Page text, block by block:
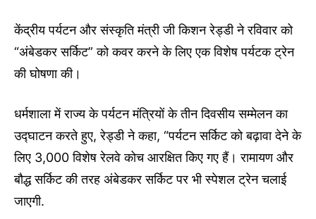
केंद्रीय पर्यटन और संस्कृति मंत्री जी किशन रेड्डी ने रविवार को
“अंबेडकर सर्किट” को कवर करने के लिए एक विशेष पर्यटक ट्रेन
की घोषणा की।
धर्मशाला में राज्य के पर्यटन मंत्रियों के तीन दिवसीय सम्मेलन का
उद्घाटन करते हुए, रेड्डी ने कहा, “पर्यटन सर्किट को बढ़ावा देने के
लिए 3,000 विशेष रेलवे कोच आरक्षित किए गए हैं। रामायण और
बौद्ध सर्किट की तरह अंबेडकर सर्किट पर भी स्पेशल ट्रेन चलाई
जाएगी.